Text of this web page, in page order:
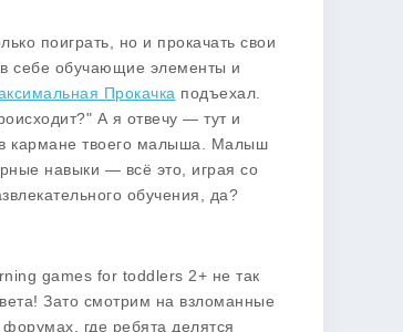
поиграть, но и прокачать свои
себе обучающие элементы и
Прокачка подъехал.
А я отвечу — тут и
кармане твоего малыша. Малыш
навыки — всё это, играя со
обучения, да?
games for toddlers 2+ не так
Зато смотрим на взломанные
где ребята делятся